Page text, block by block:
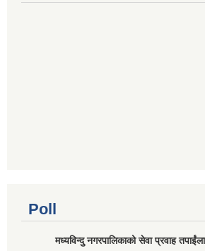
Poll
मध्यविन्दु नगरपालिकाको सेवा प्रवाह